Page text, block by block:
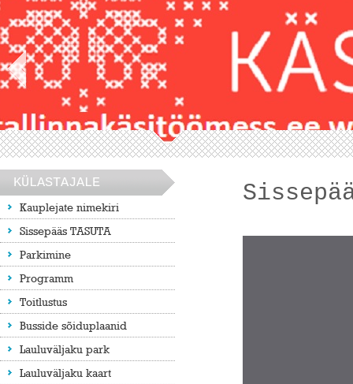
KÜLASTAJALE
Kauplejate nimekiri
Sissepääs TASUTA
Parkimine
Programm
Toitlustus
Busside sõiduplaanid
Lauluväljaku park
Lauluväljaku kaart